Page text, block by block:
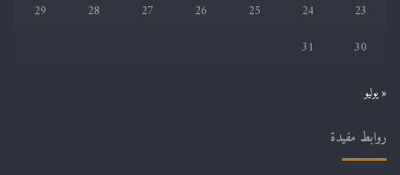
23
24
25
26
27
28
29
30
31
« يوليو
روابط مفيدة